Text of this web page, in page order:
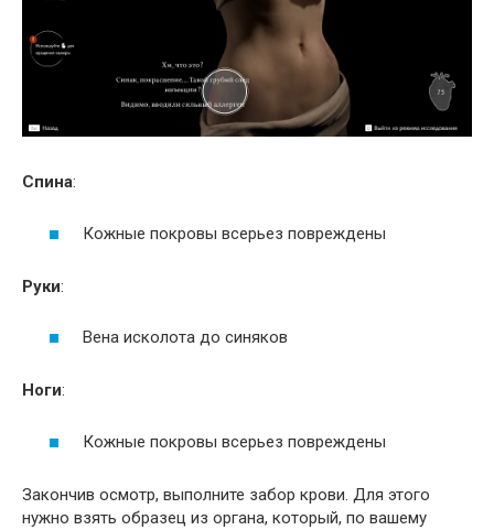
Спина:
Кожные покровы всерьез повреждены
Руки:
Вена исколота до синяков
Ноги:
Кожные покровы всерьез повреждены
Закончив осмотр, выполните забор крови. Для этого
нужно взять образец из органа, который, по вашему